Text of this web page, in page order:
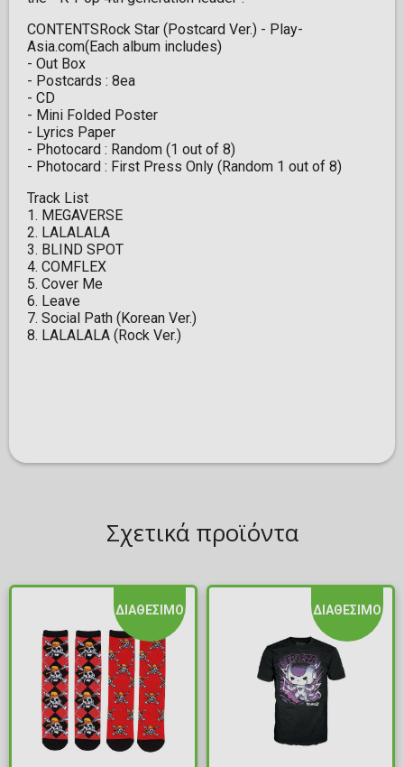
CONTENTSRock Star (Postcard Ver.) - Play-
Asia.com(Each album includes)
- Out Box
- Postcards : 8ea
- CD
- Mini Folded Poster
- Lyrics Paper
- Photocard : Random (1 out of 8)
- Photocard : First Press Only (Random 1 out of 8)
Track List
1. MEGAVERSE
2. LALALALA
3. BLIND SPOT
4. COMFLEX
5. Cover Me
6. Leave
7. Social Path (Korean Ver.)
8. LALALALA (Rock Ver.)
Σχετικά προϊόντα
ΔΙΑΘΕΣΙΜΟ ΔΙΑΘΕΣΙΜΟ